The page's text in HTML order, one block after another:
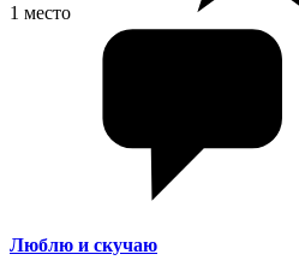
1 место
Люблю и скучаю